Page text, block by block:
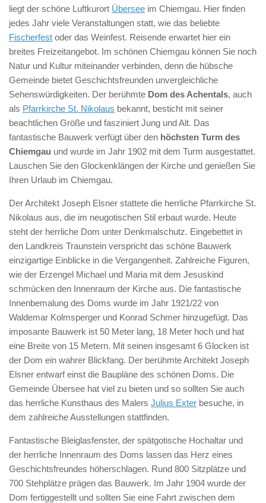
liegt der schöne Luftkurort Übersee im Chiemgau. Hier finden
jedes Jahr viele Veranstaltungen statt, wie das beliebte
Fischerfest oder das Weinfest. Reisende erwartet hier ein
breites Freizeitangebot. Im schönen Chiemgau können Sie noch
Natur und Kultur miteinander verbinden, denn die hübsche
Gemeinde bietet Geschichtsfreunden unvergleichliche
Sehenswürdigkeiten. Der berühmte Dom des Achentals, auch
als Pfarrkirche St. Nikolaus bekannt, besticht mit seiner
beachtlichen Größe und fasziniert Jung und Alt. Das
fantastische Bauwerk verfügt über den höchsten Turm des
Chiemgau und wurde im Jahr 1902 mit dem Turm ausgestattet.
Lauschen Sie den Glockenklängen der Kirche und genießen Sie
Ihren Urlaub im Chiemgau.
Der Architekt Joseph Elsner stattete die herrliche Pfarrkirche St.
Nikolaus aus, die im neugotischen Stil erbaut wurde. Heute
steht der herrliche Dom unter Denkmalschutz. Eingebettet in
den Landkreis Traunstein verspricht das schöne Bauwerk
einzigartige Einblicke in die Vergangenheit. Zahlreiche Figuren,
wie der Erzengel Michael und Maria mit dem Jesuskind
schmücken den Innenraum der Kirche aus. Die fantastische
Innenbemalung des Doms wurde im Jahr 1921/22 von
Waldemar Kolmsperger und Konrad Schmer hinzugefügt. Das
imposante Bauwerk ist 50 Meter lang, 18 Meter hoch und hat
eine Breite von 15 Metern. Mit seinen insgesamt 6 Glocken ist
der Dom ein wahrer Blickfang. Der berühmte Architekt Joseph
Elsner entwarf einst die Baupläne des schönen Doms. Die
Gemeinde Übersee hat viel zu bieten und so sollten Sie auch
das herrliche Kunsthaus des Malers Julius Exter besuche, in
dem zahlreiche Ausstellungen stattfinden.
Fantastische Bleiglasfenster, der spätgotische Hochaltar und
der herrliche Innenraum des Doms lassen das Herz eines
Geschichtsfreundes höherschlagen. Rund 800 Sitzplätze und
700 Stehplätze prägen das Bauwerk. Im Jahr 1904 wurde der
Dom fertiggestellt und sollten Sie eine Fahrt zwischen dem